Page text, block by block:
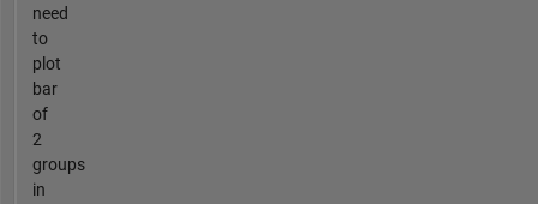
need
to
plot
bar
of
2
groups
in